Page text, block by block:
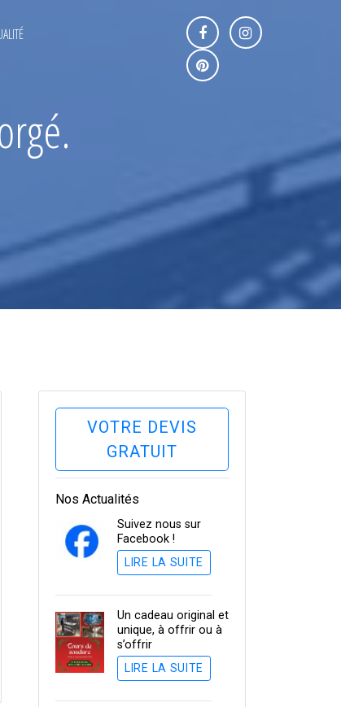
VOTRE DEVIS
GRATUIT
Nos Actualités
Suivez nous sur
Facebook !
LIRE LA SUITE
Un cadeau original et
unique, à offrir ou à
s’offrir
LIRE LA SUITE